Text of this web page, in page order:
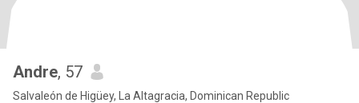
Andre, 57
Salvaleón de Higüey, La Altagracia, Dominican Republic